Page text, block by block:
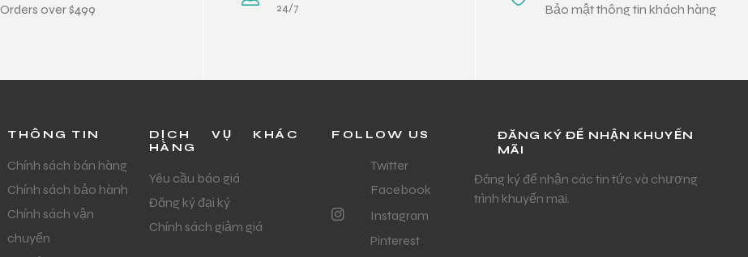
Orders over $499
24/7
Bảo mật thông tin khách hàng
THÔNG TIN
Chính sách bán hàng
Chính sách bảo hành
Chính sách vận
chuyển
DỊCH VỤ KHÁC
HÀNG
Yêu cầu báo giá
Đăng ký đại ký
Chính sách giảm giá
FOLLOW US
Twitter
Facebook
Instagram
Pinterest
ĐĂNG KÝ ĐỂ NHẬN KHUYẾN
MÃI
Đăng ký để nhận các tin tức và chương
trình khuyến mại.